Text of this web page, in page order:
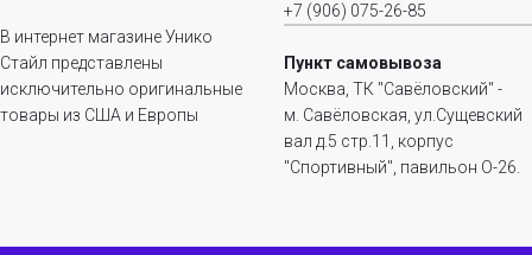
В интернет магазине Унико
Стайл представлены
исключительно оригинальные
товары из США и Европы
+7 (906) 075-26-85
Пункт самовывоза
Москва, ТК "Савёловский" -
м. Савёловская, ул.Сущевский
вал д.5 стр.11, корпус
"Спортивный", павильон О-26.